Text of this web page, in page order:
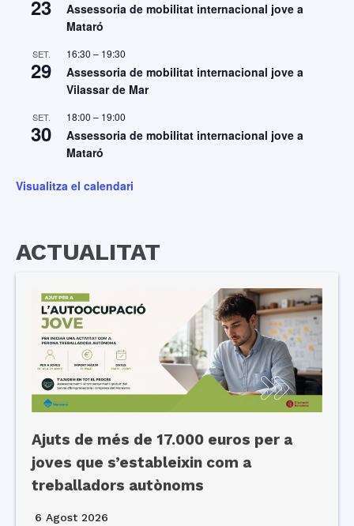
23
Assessoria de mobilitat internacional jove a
Mataró
SET.
29
16:30 – 19:30
Assessoria de mobilitat internacional jove a
Vilassar de Mar
SET.
30
18:00 – 19:00
Assessoria de mobilitat internacional jove a
Mataró
Visualitza el calendari
ACTUALITAT
Ajuts de més de 17.000 euros per a
joves que s’estableixin com a
treballadors autònoms
6 Agost 2026